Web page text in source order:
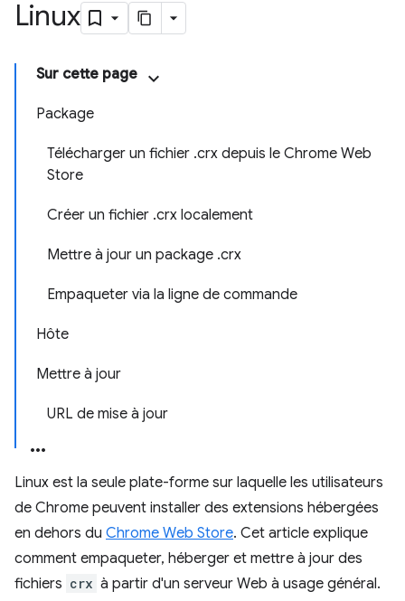
Linux
Sur cette page
Package
Télécharger un fichier .crx depuis le Chrome Web
Store
Créer un fichier .crx localement
Mettre à jour un package .crx
Empaqueter via la ligne de commande
Hôte
Mettre à jour
URL de mise à jour
Linux est la seule plate-forme sur laquelle les utilisateurs
de Chrome peuvent installer des extensions hébergées
en dehors du Chrome Web Store. Cet article explique
comment empaqueter, héberger et mettre à jour des
fichiers crx à partir d'un serveur Web à usage général.